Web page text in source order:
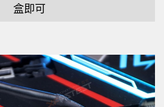
盒即可